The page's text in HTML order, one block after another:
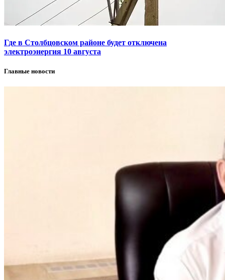
Где в Столбцовском районе будет отключена
электроэнергия 10 августа
Главные новости